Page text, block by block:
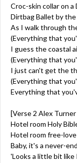
Croc-skin collar on a
Dirtbag Ballet by
As I walk through
(Everything that
I guess the coastal
(Everything that
I just can't get the
(Everything that
Everything that
[Verse 2 Alex
Hotel room Holy
Hotel room free-love
Baby, it's a never-
'Looks a little bit like